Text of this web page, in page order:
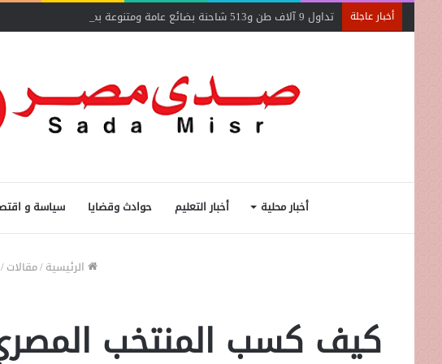
أخبار عاجلة تداول 9 آلاف طن و513 شاحنة بضائع عامة ومتنوعة بموانئ البحر الأحمر
أخبار محلية أخبار التعليم حوادث وقضايا سياسة و
الرئيسية/مقالات/
كيف كسب المنتخب المصري